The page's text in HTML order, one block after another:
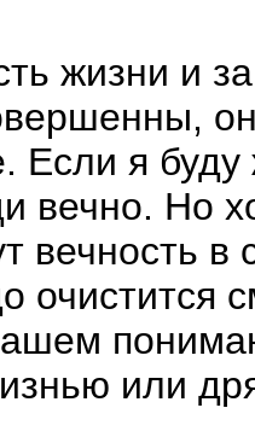
жизни и
я буду
вечно. Но
вечность
очистится
или